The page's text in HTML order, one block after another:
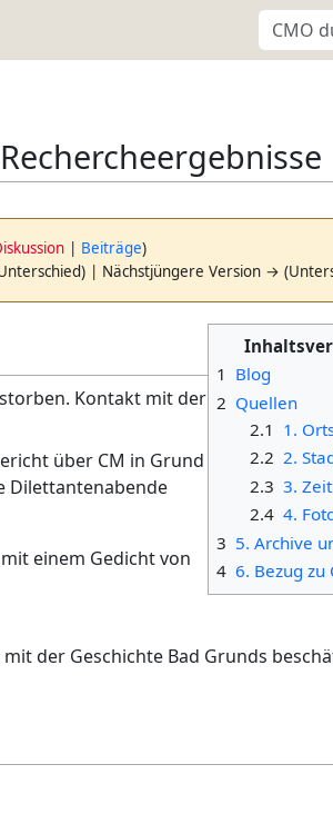
| Beiträge)
| Nächstjüngere Version →
1 Blog
2 Quellen
2.1 1.
2.2 2.
2.3 3.
2.4 4.
3 5. Archive
4 6. Bezug
Kontakt mit der
über CM in Grund
Dilettantenabende
einem Gedicht von
der Geschichte Bad Grunds